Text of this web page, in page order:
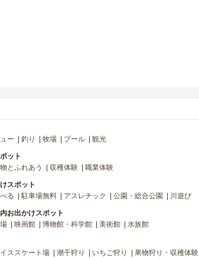
ー 釣り 牧場 プール 観光
ット
とふれあう 収穫体験 職業体験
スポット
る 駐車場無料 アスレチック 公園・総合公園 川遊び
お出かけスポット
映画館 博物館・科学館 美術館 水族館
ススケート場 潮干狩り いちご狩り 果物狩り・収穫体験